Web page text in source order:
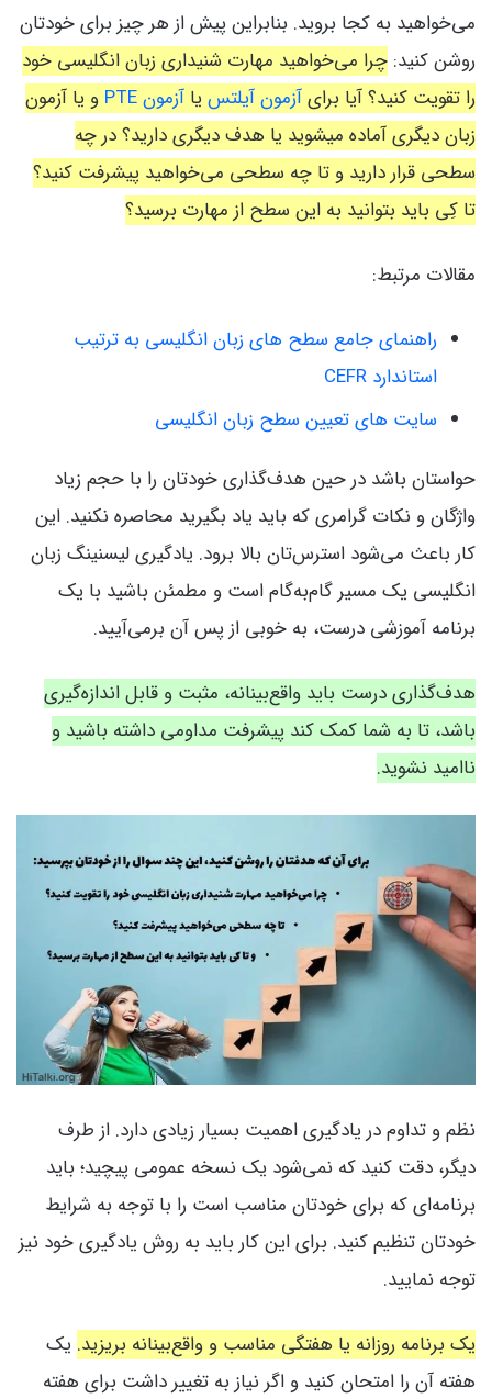
می‌خواهید به کجا بروید. بنابراین پیش از هر چیز برای خودتان
روشن کنید: چرا می‌خواهید مهارت شنیداری زبان انگلیسی خود
را تقویت کنید؟ آیا برایآزمون آیلتس یا آزمون PTE
و یا آزمون
زبان دیگری آماده میشوید یا هدف دیگری دارید؟ در چه
سطحی قرار دارید و تا چه سطحی می‌خواهید پیشرفت کنید؟
تا کِی باید بتوانید به این سطح از مهارت برسید؟
مقالات مرتبط:
راهنمای جامع سطح های زبان انگلیسی به ترتیب
استاندارد CEFR
سایت های تعیین سطح زبان انگلیسی
حواستان باشد در حین هدف‌گذاری خودتان را با حجم زیاد
واژگان و نکات گرامری که باید یاد بگیرید محاصره نکنید. این
کار باعث می‌شود استرس‌تان بالا برود. یادگیری لیسنینگ زبان
انگلیسی یک مسیر گام‌به‌گام است و مطمئن باشید با یک
برنامه آموزشی درست، به خوبی از پس آن برمی‌آیید.
هدف‌گذاری درست باید واقع‌بینانه، مثبت و قابل اندازه‌گیری
باشد، تا به شما کمک کند پیشرفت مداومی داشته باشید و
ناامید نشوید.
نظم و تداوم در یادگیری اهمیت بسیار زیادی دارد. از طرف
دیگر، دقت کنید که نمی‌شود یک نسخه عمومی پیچید؛ باید
برنامه‌ای که برای خودتان مناسب است را با توجه به شرایط
خودتان تنظیم کنید. برای این کار باید به روش یادگیری خود نیز
توجه نمایید.
یک برنامه روزانه یا هفتگی مناسب و واقع‌بینانه بریزید. یک
هفته آن را امتحان کنید و اگر نیاز به تغییر داشت برای هفته